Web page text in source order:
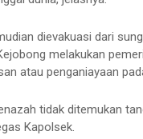
dievakuasi dari
melakukan
atau penganiayaan
tidak ditemukan
Kapolsek.